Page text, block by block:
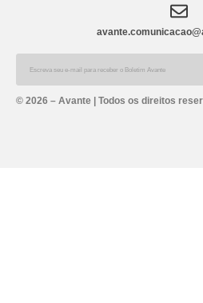
Alternative:
© 2026 – Avante | Todos os direitos